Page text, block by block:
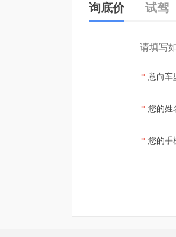
询底价 试驾
请填写
* 意向车
* 您的姓
* 您的手